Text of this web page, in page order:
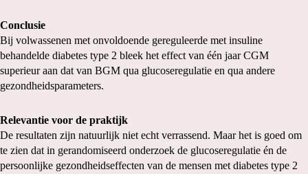
Conclusie
Bij volwassenen met onvoldoende gereguleerde met insuline
behandelde diabetes type 2 bleek het effect van één jaar CGM
superieur aan dat van BGM qua glucoseregulatie en qua andere
gezondheidsparameters.
Relevantie voor de praktijk
De resultaten zijn natuurlijk niet echt verrassend. Maar het is goed om
te zien dat in gerandomiseerd onderzoek de glucoseregulatie én de
persoonlijke gezondheidseffecten van de mensen met diabetes type 2